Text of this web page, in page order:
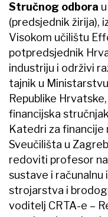
Stručnog odbora
(predsjednik žirija),
Visokom učilištu
potpredsjednik
industriju i održivi
tajnik u
Republike
financijska
Katedri za
Sveučilišta u
redoviti profesor
sustave i
strojarstva i
voditelj CRTA-e –